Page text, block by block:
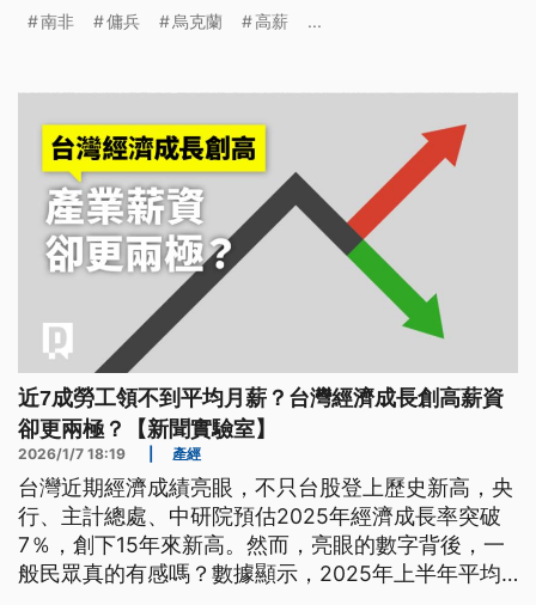
法，類似的情況已經發生在30幾個非洲國家的人民身
南非 傭兵 烏克蘭 高薪 ...
近7成勞工領不到平均月薪？台灣經濟成長創高薪資
卻更兩極？【新聞實驗室】
2026/1/7 18:19 產經
台灣近期經濟成績亮眼，不只台股登上歷史新高，央
行、主計總處、中研院預估2025年經濟成長率突破
7％，創下15年來新高。然而，亮眼的數字背後，一
般民眾真的有感嗎？數據顯示，2025年上半年平均